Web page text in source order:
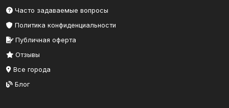
Часто задаваемые вопросы
Политика конфиденциальности
Публичная оферта
Отзывы
Все города
Блог